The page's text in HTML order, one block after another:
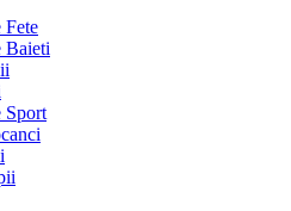
Fete
Baieti
Sport